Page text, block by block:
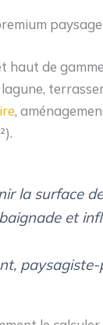
haut de
lagune,
,
la surface
et
paysagiste-